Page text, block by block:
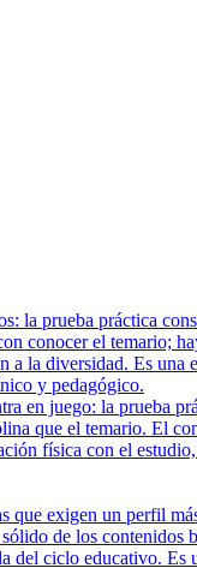
la prueba práctica
conocer el temario;
la diversidad. Es
y pedagógico.
en juego: la prueba
que el temario. El
física con el
exigen un perfil
de los contenidos
del ciclo educativo.